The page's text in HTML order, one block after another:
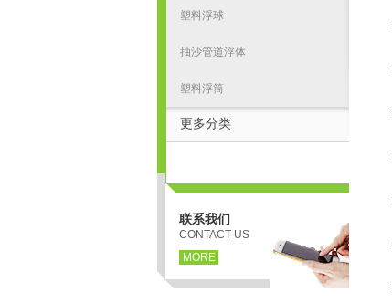
塑料浮球
抽沙管道浮体
塑料浮筒
更多分类
联系我们
CONTACT US
MORE